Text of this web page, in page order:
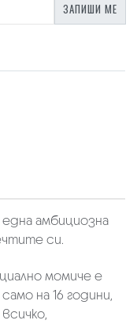
ЗАПИШИ МЕ
амбициозна
си.
момиче е
на 16 години,